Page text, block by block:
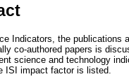
Indicators, the publications
co-authored papers is
science and technology
ISI impact factor is listed.